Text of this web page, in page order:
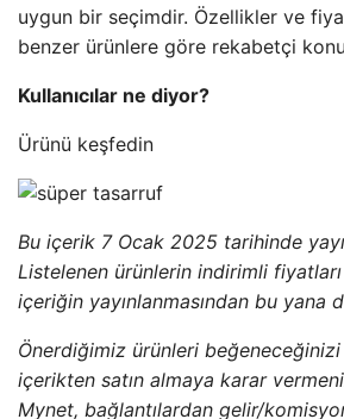
uygun bir seçimdir. Özellikler ve
benzer ürünlere göre rekabetçi
Kullanıcılar ne diyor?
Ürünü keşfedin
Bu içerik 7 Ocak 2025 tarihinde
Listelenen ürünlerin indirimli
içeriğin yayınlanmasından bu yana
Önerdiğimiz ürünleri
içerikten satın almaya karar
Mynet, bağlantılardan gelir/